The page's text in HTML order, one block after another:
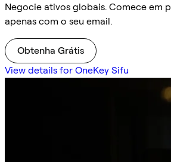
Negocie ativos globais. Comece em
apenas com o seu email.
Obtenha Grátis
View details for OneKey Sifu